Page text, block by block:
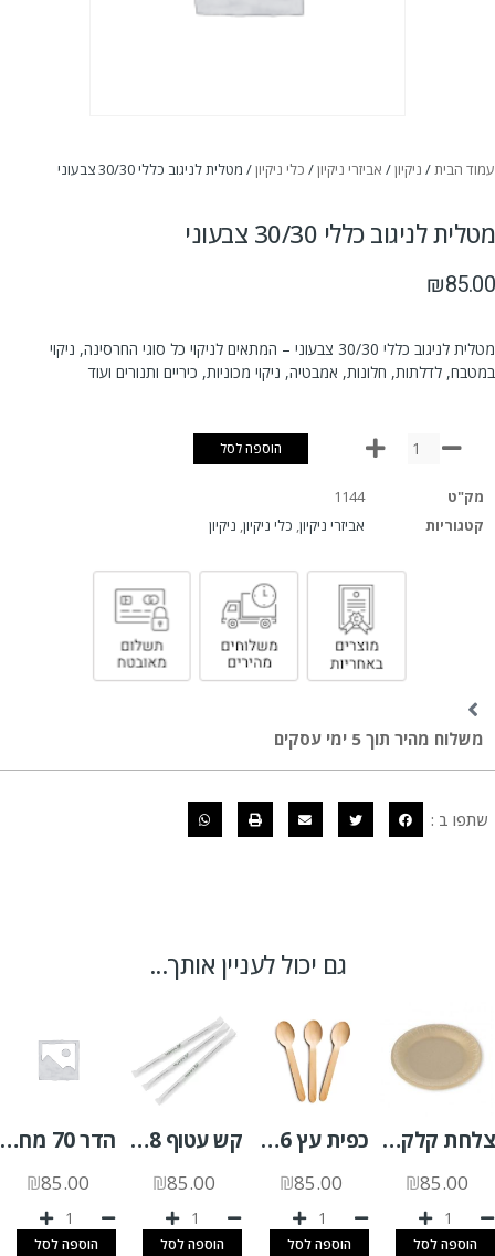
עמוד הבית/ ניקיון/ אביזרי ניקיון/ כלי ניקיון/ מטלית לניגוב כללי 30/30 צבעוני
מטלית לניגוב כללי 30/30 צבעוני
₪85.00
מטלית לניגוב כללי 30/30 צבעוני – המתאים לניקוי כל סוגי החרסינה, ניקוי
במטבח, לדלתות, חלונות, אמבטיה, ניקוי מכוניות, כיריים ותנורים ועוד
הוספה לסל
מק"ט
1144
קטגוריות
אביזרי ניקיון כלי ניקיון ניקיון
משלוח מהיר תוך 5 ימי עסקים
שתפו ב :
גם יכול לעניין אותך...
צלחת קלקר "7 בז 1000 יח'
₪85.00
הוספה לסל
כפית עץ 16 ס"מ 25 יח'
₪85.00
הוספה לסל
קש עטוף 8 מ"מ pla א.400 יח'
₪85.00
הוספה לסל
הדר 70 מחוזק 240 יח'
₪85.00
הוספה לסל